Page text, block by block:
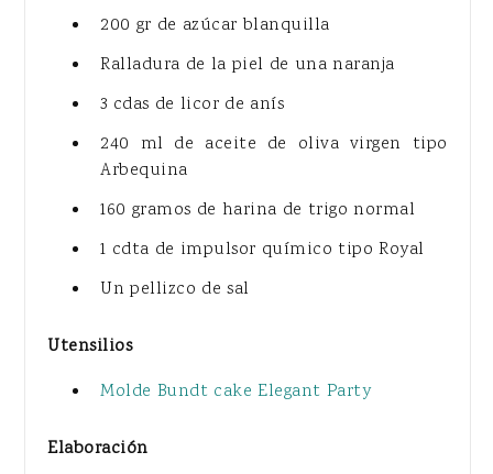
200 gr de azúcar blanquilla
Ralladura de la piel de una naranja
3 cdas de licor de anís
240 ml de aceite de oliva virgen tipo
Arbequina
160 gramos de harina de trigo normal
1 cdta de impulsor químico tipo Royal
Un pellizco de sal
Utensilios
Molde Bundt cake Elegant Party
Elaboración